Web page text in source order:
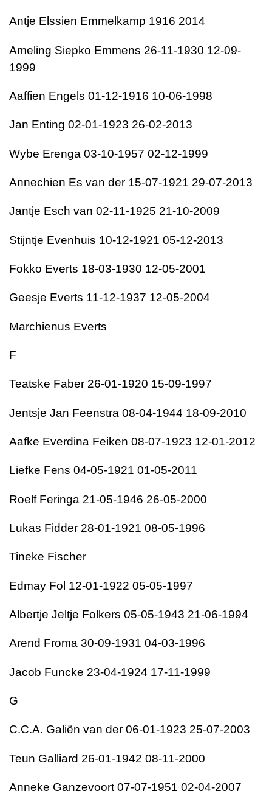
Antje Elssien Emmelkamp 1916 2014
Ameling Siepko Emmens 26-11-1930 12-09-
1999
Aaffien Engels 01-12-1916 10-06-1998
Jan Enting 02-01-1923 26-02-2013
Wybe Erenga 03-10-1957 02-12-1999
Annechien Es van der 15-07-1921 29-07-2013
Jantje Esch van 02-11-1925 21-10-2009
Stijntje Evenhuis 10-12-1921 05-12-2013
Fokko Everts 18-03-1930 12-05-2001
Geesje Everts 11-12-1937 12-05-2004
Marchienus Everts
F
Teatske Faber 26-01-1920 15-09-1997
Jentsje Jan Feenstra 08-04-1944 18-09-2010
Aafke Everdina Feiken 08-07-1923 12-01-2012
Liefke Fens 04-05-1921 01-05-2011
Roelf Feringa 21-05-1946 26-05-2000
Lukas Fidder 28-01-1921 08-05-1996
Tineke Fischer
Edmay Fol 12-01-1922 05-05-1997
Albertje Jeltje Folkers 05-05-1943 21-06-1994
Arend Froma 30-09-1931 04-03-1996
Jacob Funcke 23-04-1924 17-11-1999
G
C.C.A. Galiën van der 06-01-1923 25-07-2003
Teun Galliard 26-01-1942 08-11-2000
Anneke Ganzevoort 07-07-1951 02-04-2007